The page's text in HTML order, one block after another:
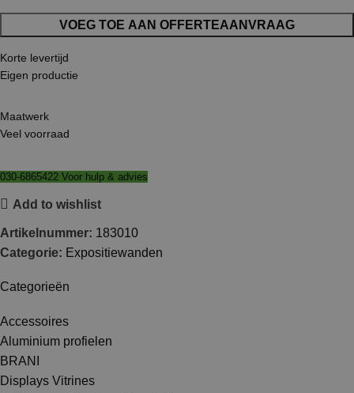
Categorieën
Accessoires
Aluminium profielen
BRANI
Displays Vitrines
VOEG TOE AAN OFFERTEAANVRAAG
Korte levertijd
Eigen productie
Maatwerk
Veel voorraad
030-6865422 Voor hulp & advies
Add to wishlist
Artikelnummer: 183010
Categorie: Expositiewanden